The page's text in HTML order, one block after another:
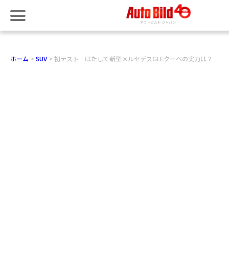
ホーム SUV 初テスト はたして新型メルセデスGLEクーペの実力は？